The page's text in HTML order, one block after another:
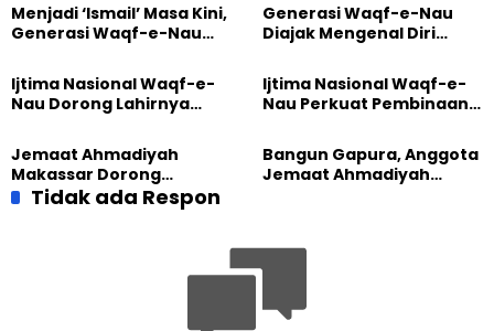
Menjadi ‘Ismail’ Masa Kini,
Generasi Waqf-e-Nau
Pengabdian
Generasi Waqf-e-Nau
Diajak Mengenal Diri
Dunia
Ijtima Nasional Waqf-e-
Nau Dorong Lahirnya
Ijtima Nasional Waqf-e-
Nau Perkuat Pembinaan
Jemaat Ahmadiyah
Makassar Dorong
Kesadaran Lingkungan
Lewat Edukasi Ekoteologi
Bangun Gapura, Anggota
Jemaat Ahmadiyah
Tidak ada Respon